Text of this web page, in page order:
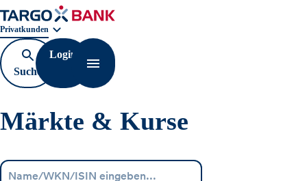
Geschäftsbereichnavigation. Aktuelle Auswahl:
Privatkunden
Suche
öffnen
Login
Navigation öffnen
Märkte & Kurse